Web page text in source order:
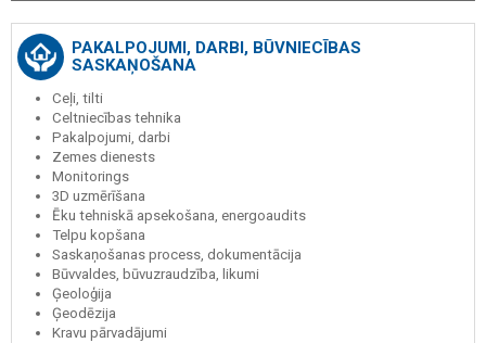
PAKALPOJUMI, DARBI, BŪVNIECĪBAS
SASKAŅOŠANA
Ceļi, tilti
Celtniecības tehnika
Pakalpojumi, darbi
Zemes dienests
Monitorings
3D uzmērīšana
Ēku tehniskā apsekošana, energoaudits
Telpu kopšana
Saskaņošanas process, dokumentācija
Būvvaldes, būvuzraudzība, likumi
Ģeoloģija
Ģeodēzija
Kravu pārvadājumi